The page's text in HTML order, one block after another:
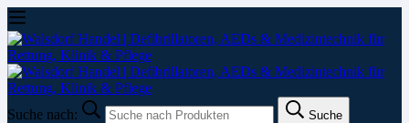
Suche nach: Suche